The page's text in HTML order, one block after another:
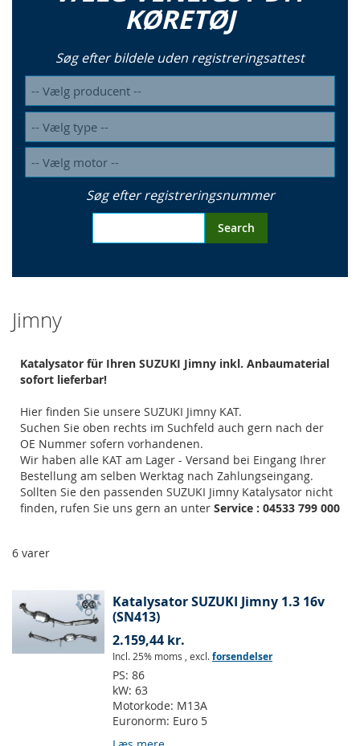
KØRETØJ
Søg efter bildele uden registreringsattest
Søg efter registreringsnummer
Search
Jimny
Katalysator für Ihren SUZUKI Jimny inkl. Anbaumaterial
sofort lieferbar!
Hier finden Sie unsere SUZUKI Jimny KAT.
Suchen Sie oben rechts im Suchfeld auch gern nach der
OE Nummer sofern vorhandenen.
Wir haben alle KAT am Lager - Versand bei Eingang Ihrer
Bestellung am selben Werktag nach Zahlungseingang.
Sollten Sie den passenden SUZUKI Jimny Katalysator nicht
finden, rufen Sie uns gern an unter Service : 04533 799 000
6 varer
Katalysator SUZUKI Jimny 1.3 16v
(SN413)
2.159,44 kr.
Incl. 25% moms , excl.forsendelser
PS: 86
kW: 63
Motorkode: M13A
Euronorm: Euro 5